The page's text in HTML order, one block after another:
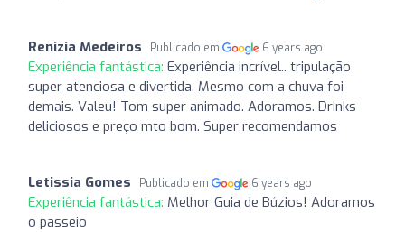
Renizia Medeiros Publicado em 6 years ago
Experiência fantástica: Experiência incrível.. tripulação
super atenciosa e divertida. Mesmo com a chuva foi
demais. Valeu! Tom super animado. Adoramos. Drinks
deliciosos e preço mto bom. Super recomendamos
Letissia Gomes Publicado em 6 years ago
Experiência fantástica: Melhor Guia de Búzios! Adoramos
o passeio